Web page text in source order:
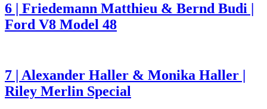
6 | Friedemann Matthieu & Bernd Budi |
Ford V8 Model 48
7 | Alexander Haller & Monika Haller |
Riley Merlin Special